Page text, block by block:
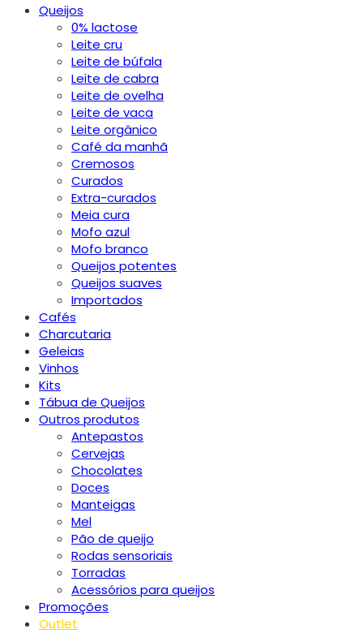
Queijos
0% lactose
Leite cru
Leite de búfala
Leite de cabra
Leite de ovelha
Leite de vaca
Leite orgânico
Café da manhã
Cremosos
Curados
Extra-curados
Meia cura
Mofo azul
Mofo branco
Queijos potentes
Queijos suaves
Importados
Cafés
Charcutaria
Geleias
Vinhos
Kits
Tábua de Queijos
Outros produtos
Antepastos
Cervejas
Chocolates
Doces
Manteigas
Mel
Pão de queijo
Rodas sensoriais
Torradas
Acessórios para queijos
Promoções
Outlet